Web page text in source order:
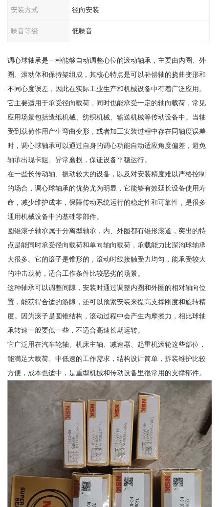
安装方式 径向安装
噪音等级 低噪音
调心球轴承是一种能够自动调整心位的滚动轴承，主要由内圈、外
圈、滚动体和保持架组成，其核心特点是可以补偿轴的挠曲变形和
不同心度误差，因此在实际工业生产和机械设备中有着广泛应用。
它主要适用于承受径向载荷，同时也能承受一定的轴向载荷，常见
应用场景包括造纸机械、纺织机械、输送机械等传动设备中。当轴
受到载荷作用产生弯曲变形，或者加工安装过程中存在同轴度误差
时，调心球轴承可以通过自身的调心功能自动适应角度偏差，避免
轴承出现卡阻、异常磨损，保证设备平稳运行。
在一些长传动轴、振动较大的设备，以及对安装精度难以严格控制
的场合，调心球轴承的优势尤为明显，它能够有效延长设备使用寿
命，减少维护成本，保障传动系统运行的稳定性和可靠性，是很多
通用机械设备中的基础零部件。
圆锥滚子轴承属于分离型轴承，内、外圈都有锥形滚道，突出的特
点是能同时承受径向载荷和单向轴向载荷，承载能力比深沟球轴承
大很多。它的滚子是锥形的，滚动时线接触受力均匀，能承受较大
的冲击载荷，适合工作条件比较恶劣的场景。
这种轴承可以调整间隙，安装时通过调整内圈和外圈的相对轴向位
置，能获得合适的游隙，还可以预紧安装来提高支撑刚度和旋转精
度。因为滚子是圆锥结构，滚动过程中会产生内摩擦力，相比球轴
承转速一般要低一些，不适合高速长期运转。
它广泛用在汽车轮轴、机床主轴、减速器、起重机滚轮这些部位，
能满足大载荷、中低速的工作需求，结构设计简单，拆装维护比较
方便，成本也适中，是重型机械和传动设备里很常用的支撑部件。